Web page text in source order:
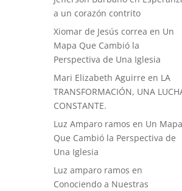
a un corazón contrito
Xiomar de Jesús correa en Un
Mapa Que Cambió la
Perspectiva de Una Iglesia
Mari Elizabeth Aguirre en LA
TRANSFORMACIÓN, UNA
CONSTANTE.
Luz Amparo ramos en Un
Que Cambió la Perspectiva de
Una Iglesia
Luz amparo ramos en
Conociendo a Nuestras